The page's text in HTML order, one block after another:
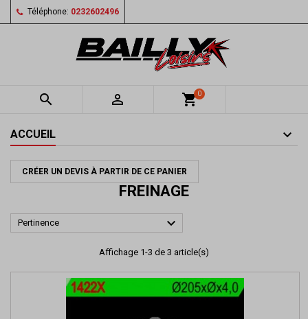
Téléphone: 0232602496
  shopping_cart0
ACCUEIL
CRÉER UN DEVIS À PARTIR DE CE PANIER
FREINAGE
Pertinence 
Affichage 1-3 de 3 article(s)